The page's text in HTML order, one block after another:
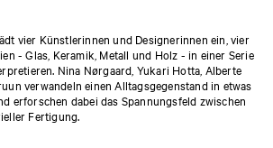
vier Künstlerinnen und Designerinnen ein, vier
- Glas, Keramik, Metall und Holz - in einer Serie
Nina Nørgaard, Yukari Hotta, Alberte
verwandeln einen Alltagsgegenstand in etwas
erforschen dabei das Spannungsfeld zwischen
Fertigung.
verschiedene Glasgriffe für die Atelier Kollektion